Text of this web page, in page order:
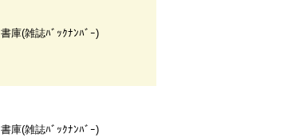
書庫(雑誌ﾊﾞｯｸﾅﾝﾊﾞｰ)
書庫(雑誌ﾊﾞｯｸﾅﾝﾊﾞｰ)